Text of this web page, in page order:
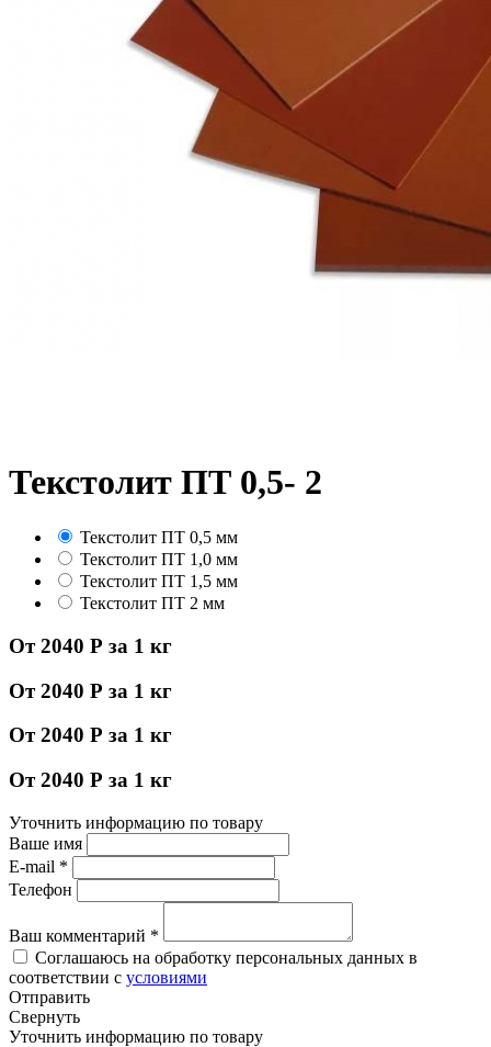
Текстолит ПТ 0,5- 2
Текстолит ПТ 0,5 мм
Текстолит ПТ 1,0 мм
Текстолит ПТ 1,5 мм
Текстолит ПТ 2 мм
От 2040 Р за 1 кг
От 2040 Р за 1 кг
От 2040 Р за 1 кг
От 2040 Р за 1 кг
Уточнить информацию по товару
Ваше имя
E-mail *
Телефон
Ваш комментарий *
Соглашаюсь на обработку персональных данных в
соответствии с условиями
Отправить
Свернуть
Уточнить информацию по товару